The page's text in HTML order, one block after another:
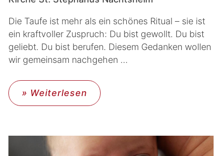
Die Taufe ist mehr als ein schönes Ritual – sie ist
ein kraftvoller Zuspruch: Du bist gewollt. Du bist
geliebt. Du bist berufen. Diesem Gedanken wollen
wir gemeinsam nachgehen ...
» Weiterlesen